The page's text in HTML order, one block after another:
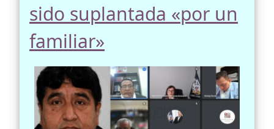
sido suplantada «por un
familiar»